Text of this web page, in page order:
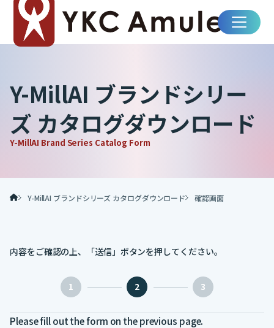
シートシャッター開閉ecoシステム
ハーネスアラート
ハーネスアラートクラウド
ハーネスアラート 安全ブロック対応モデル
Y-MillAI ブランドシリー
ズ カタログダウンロード
Y-MillAI Brand Series Catalog Form
Y-MillAI ブランドシリーズ カタログダウンロード 確認画面
内容をご確認の上、「送信」ボタンを押してください。
1 2 3
Please fill out the form on the previous page.